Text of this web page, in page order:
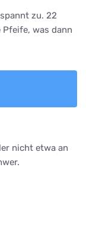
zu. 22
was dann
nicht etwa an